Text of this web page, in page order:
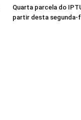
Quarta parcela do
partir desta segunda-